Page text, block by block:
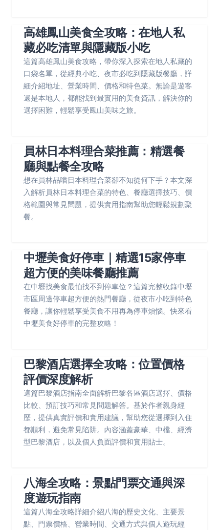
高雄鳳山美食全攻略：在地人私
藏必吃清單與隱藏版小吃
這篇高雄鳳山美食攻略，帶你深入探索在地人私藏的
口袋名單，從經典小吃、夜市必吃到隱藏版餐廳，詳
細介紹地址、營業時間、價格和特色菜。無論是遊客
還是本地人，都能找到最實用的美食資訊，解決你的
選擇困難，輕鬆享受鳳山美味之旅。
員林日本料理合菜推薦：精選餐
廳與點餐全攻略
想在員林品嚐日本料理合菜卻不知從何下手？本文深
入解析員林日本料理合菜的特色、餐廳選擇技巧、價
格範圍與常見問題，提供實用指南幫助您輕鬆規劃聚
餐。
中壢美食好停車｜精選15家停車
超方便的美味餐廳推薦
在中壢找美食最怕找不到停車位？這篇完整收錄中壢
市區周邊停車超方便的熱門餐廳，從夜市小吃到特色
餐廳，讓你輕鬆享受美食不用再為停車煩惱。快來看
中壢美食好停車的完整攻略！
巴黎酒店選擇全攻略：位置價格
評價深度解析
這篇巴黎酒店指南全面解析巴黎各區酒店選擇、價格
比較、預訂技巧和常見問題解答。基於作者親身經
歷，提供真實評價和實用建議，幫助您從選擇到入住
都順利，避免常見陷阱。內容涵蓋豪華、中檔、經濟
型巴黎酒店，以及個人負面評價和實用貼士。
八海全攻略：景點門票交通與深
度遊玩指南
這篇八海全攻略詳細介紹八海的歷史文化、主要景
點、門票價格、營業時間、交通方式與個人遊玩經